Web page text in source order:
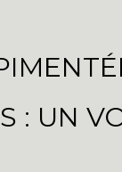
: UN